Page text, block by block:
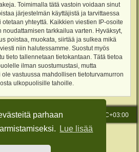
parhaan
Lue lisää
Toimimalla tätä vastoin voidaan sinut
järjestelmän käyttäjistä ja tarvittaessa
yhteyttä. Kaikkien viestien IP-osoite
tarkkailua varten. Hyväksyt,
poistaa, muokata, siirtää ja sulkea mikä
niin halutessamme. Suostut myös
tieto tallennetaan tietokantaan. Tätä tietoa
ilman suostumustasi, mutta
ole vastuussa mahdollisen tietoturvamurron
ulkopuolisille tahoille.
Kaikki ajat ovat UTC+03:00
Ylläpidolle
phpBB® Forum Software © phpBB Limited